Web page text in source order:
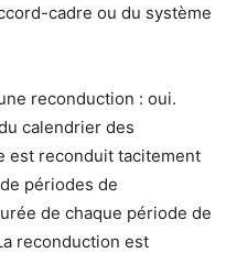
cadre ou du système
reconduction : oui.
calendrier des
est reconduit tacitement
périodes de
de chaque période de
reconduction est